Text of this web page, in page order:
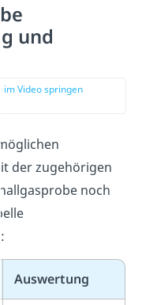
und
im Video springen
der zugehörigen
noch
Auswertung